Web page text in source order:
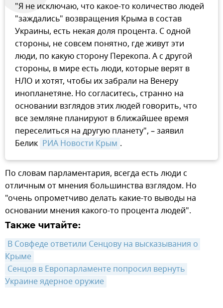
"Я не исключаю, что какое-то количество людей
"заждались" возвращения Крыма в состав
Украины, есть некая доля процента. С одной
стороны, не совсем понятно, где живут эти
люди, по какую сторону Перекопа. А с другой
стороны, в мире есть люди, которые верят в
НЛО и хотят, чтобы их забрали на Венеру
инопланетяне. Но согласитесь, странно на
основании взглядов этих людей говорить, что
все земляне планируют в ближайшее время
переселиться на другую планету", – заявил
Белик РИА Новости Крым .
По словам парламентария, всегда есть люди с
отличным от мнения большинства взглядом. Но
"очень опрометчиво делать какие-то выводы на
основании мнения какого-то процента людей".
Также читайте:
В Совфеде ответили Сенцову на высказывания о
Крыме
Сенцов в Европарламенте попросил вернуть
Украине ядерное оружие